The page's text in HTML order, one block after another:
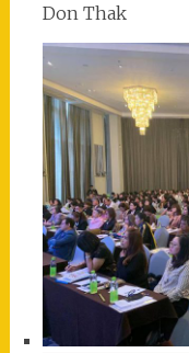
Don Thak